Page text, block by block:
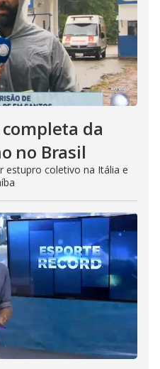
da
no Brasil
estupro coletivo na Itália e